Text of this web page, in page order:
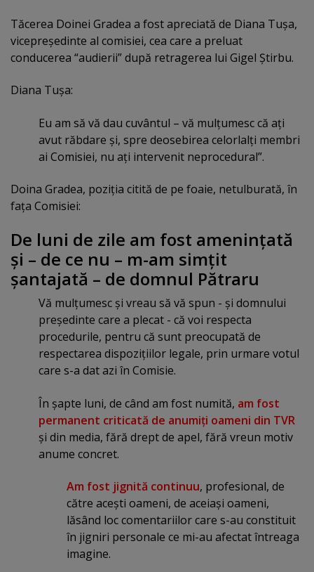
Tăcerea Doinei Gradea a fost apreciată de Diana Tuşa,
vicepreşedinte al comisiei, cea care a preluat
conducerea “audierii” după retragerea lui Gigel Ştirbu.
Diana Tuşa:
Eu am să vă dau cuvântul – vă mulţumesc că aţi
avut răbdare şi, spre deosebirea celorlalţi membri
ai Comisiei, nu aţi intervenit neprocedural”.
Doina Gradea, poziţia citită de pe foaie, netulburată, în
faţa Comisiei:
De luni de zile am fost ameninţată
şi – de ce nu – m-am simţit
şantajată – de domnul Pătraru
Vă mulţumesc şi vreau să vă spun - şi domnului
preşedinte care a plecat - că voi respecta
procedurile, pentru că sunt preocupată de
respectarea dispoziţiilor legale, prin urmare votul
care s-a dat azi în Comisie.
În şapte luni, de când am fost numită, am fost
permanent criticată de anumiţi oameni din TVR
şi din media, fără drept de apel, fără vreun motiv
anume concret.
Am fost jignită continuu, profesional, de
către aceşti oameni, de aceiaşi oameni,
lăsând loc comentariilor care s-au constituit
în jigniri personale ce mi-au afectat întreaga
imagine.